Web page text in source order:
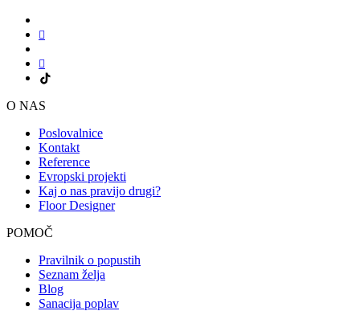
O NAS
Poslovalnice
Kontakt
Reference
Evropski projekti
Kaj o nas pravijo drugi?
Floor Designer
POMOČ
Pravilnik o popustih
Seznam želja
Blog
Sanacija poplav